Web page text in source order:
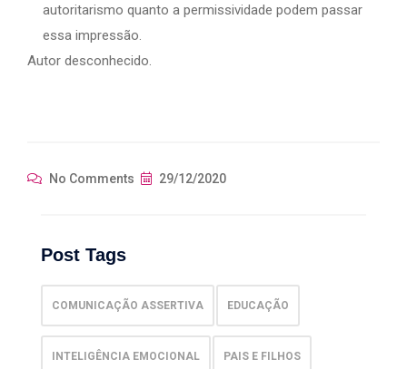
autoritarismo quanto a permissividade podem passar
essa impressão.
Autor desconhecido.
No Comments 29/12/2020
Post Tags
COMUNICAÇÃO ASSERTIVA EDUCAÇÃO
INTELIGÊNCIA EMOCIONAL PAIS E FILHOS